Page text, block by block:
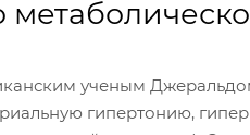
ученым
гипертонию,